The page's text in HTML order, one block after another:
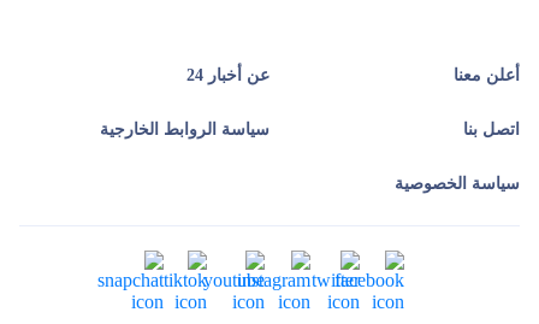
أعلن معنا عن أخبار 24
اتصل بنا سياسة الروابط الخارجية
سياسة الخصوصية